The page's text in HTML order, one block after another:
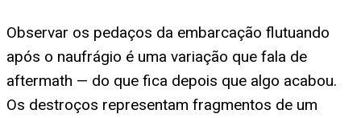
Observar os pedaços da embarcação flutuando
após o naufrágio é uma variação que fala de
aftermath — do que fica depois que algo acabou.
Os destroços representam fragmentos de um